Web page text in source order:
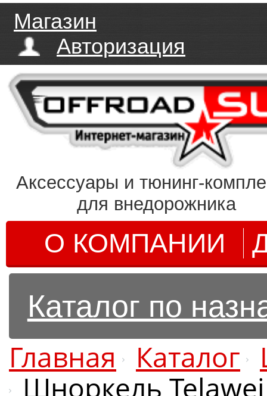
Магазин
Авторизация
Аксессуары и тюнинг-
для внедорожника
О КОМПАНИИ
Каталог по
Главная Каталог
Шноркель